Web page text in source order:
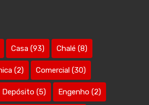
Casa (93) Chalé (8)
(2) Comercial (30)
Depósito (5) Engenho (2)